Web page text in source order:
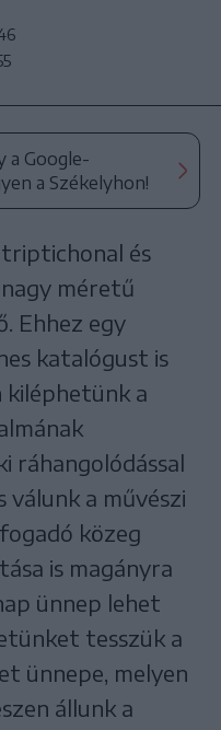
a Google-
a Székelyhon!
és
méretű
Ehhez egy
katalógust is
kiléphetünk a
ráhangolódással
válunk a művészi
közeg
is magányra
ünnep lehet
tesszük a
ünnepe, melyen
állunk a